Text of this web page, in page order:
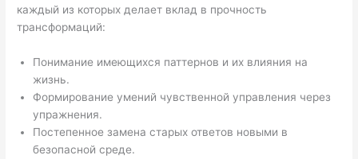
каждый из которых делает вклад в прочность
трансформаций:
Понимание имеющихся паттернов и их влияния на
жизнь.
Формирование умений чувственной управления через
упражнения.
Постепенное замена старых ответов новыми в
безопасной среде.